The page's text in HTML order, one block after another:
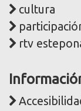
cultura
rtv